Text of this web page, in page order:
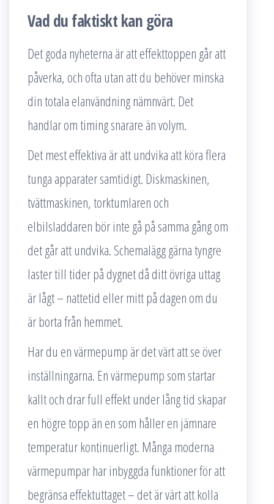
Vad du faktiskt kan göra
Det goda nyheterna är att effekttoppen går att
påverka, och ofta utan att du behöver minska
din totala elanvändning nämnvärt. Det
handlar om timing snarare än volym.
Det mest effektiva är att undvika att köra flera
tunga apparater samtidigt. Diskmaskinen,
tvättmaskinen, torktumlaren och
elbilsladdaren bör inte gå på samma gång om
det går att undvika. Schemalägg gärna tyngre
laster till tider på dygnet då ditt övriga uttag
är lågt – nattetid eller mitt på dagen om du
är borta från hemmet.
Har du en värmepump är det värt att se över
inställningarna. En värmepump som startar
kallt och drar full effekt under lång tid skapar
en högre topp än en som håller en jämnare
temperatur kontinuerligt. Många moderna
värmepumpar har inbyggda funktioner för att
begränsa effektuttaget – det är värt att kolla